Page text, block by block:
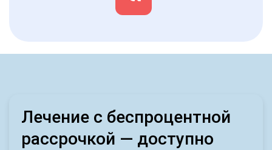
Лечение с беспроцентной
рассрочкой — доступно